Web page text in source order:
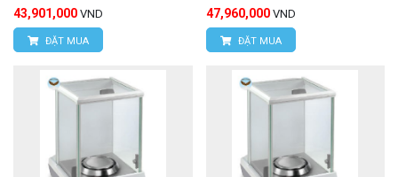
43,901,000 VND
ĐẶT MUA
47,960,000 VND
ĐẶT MUA